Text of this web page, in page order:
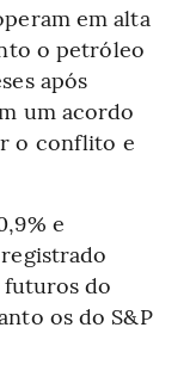
em alta
o petróleo
após
um acordo
o conflito e
e
do
os do S&P